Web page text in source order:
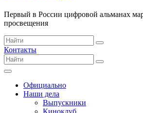
Первый в России цифровой альманах
просвещения
Контакты
Официально
Наши дела
Выпускники
Киноклуб